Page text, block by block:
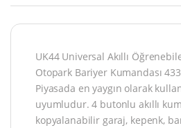
UK44 Universal Akıllı
Otopark Bariyer Kumandası
Piyasada en yaygın olarak
uyumludur. 4 butonlu akıllı
kopyalanabilir garaj, kepenk,